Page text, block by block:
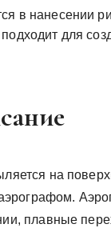
в нанесении
для
на
плавные